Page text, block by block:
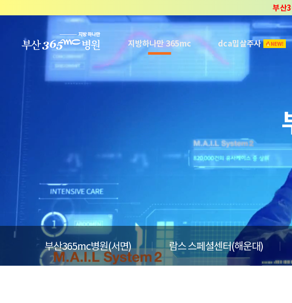
부산
부산
2025
지방하나만 365mc dca밉살주사
부산365mc병원(서면) 람스 스페셜센터(해운대)